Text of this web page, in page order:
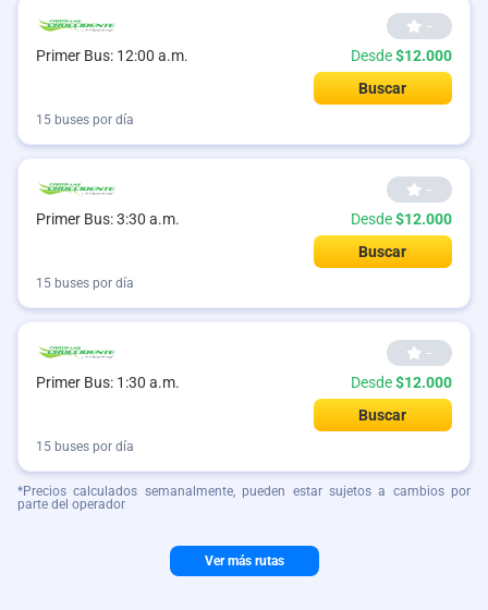
Primer Bus: 12:00 a.m.
--
Desde$12.000
Buscar
15 buses por día
Primer Bus: 3:30 a.m.
--
Desde$12.000
Buscar
15 buses por día
Primer Bus: 1:30 a.m.
--
Desde$12.000
Buscar
15 buses por día
*Precios calculados semanalmente, pueden estar sujetos a cambios por
parte del operador
Ver más rutas